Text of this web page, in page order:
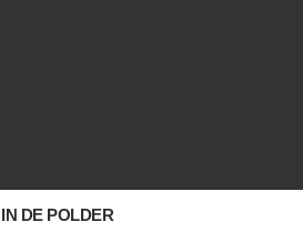
DE POLDER